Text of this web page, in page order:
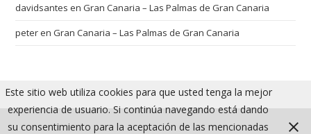
davidsantes enGran Canaria – Las Palmas de Gran Canaria
peterenGran Canaria – Las Palmas de Gran Canaria
Este sitio web utiliza cookies para que usted tenga la mejor
experiencia de usuario. Si continúa navegando está dando
su consentimiento para la aceptación de las mencionadas